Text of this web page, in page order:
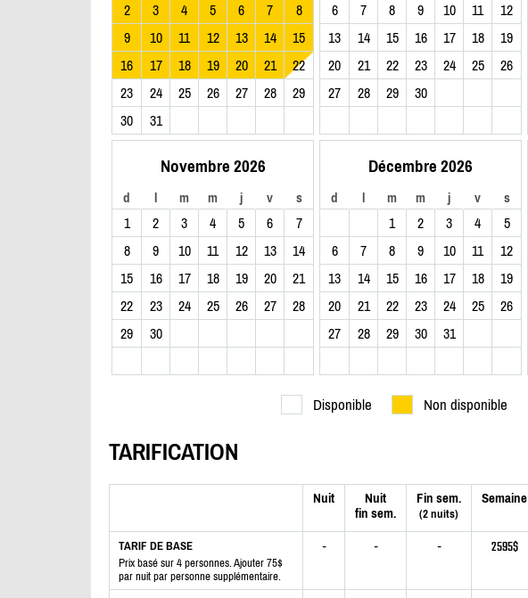
2
3 4 5 6 7
8
9
10 11 12 13 14
15
16
17 18 19 20 21
22
23
24 25 26 27 28
29
30
31
6
7 8 9 10 11
12
13
14 15 16 17 18
19
20
21 22 23 24 25
26
27
28 29 30
Novembre 2026
d l m m j v s
1 2 3 4 5 6
7
8
9 10 11 12 13
14
15
16 17 18 19 20
21
22
23 24 25 26 27
28
29
30
Décembre 2026
d l m m j v s
1 2 3 4
5
6
7 8 9 10 11
12
13
14 15 16 17 18
19
20
21 22 23 24 25
26
27
28 29 30 31
Disponible Non disponible
TARIFICATION
Nuit
Nuit
fin sem.
Fin sem.
(2 nuits)
Semaine
TARIF DE BASE
Prix basé sur 4 personnes. Ajouter 75$
par nuit par personne supplémentaire.
- - - 2595$